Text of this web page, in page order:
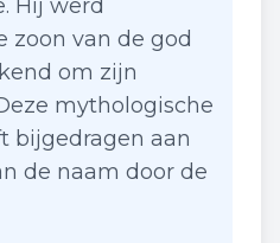
Hij werd
zoon van de god
om zijn
mythologische
bijgedragen aan
de naam door de